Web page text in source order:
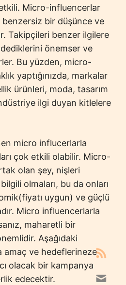
Micro-influencerlar
bir düşünce ve
Takipçileri benzer ilgilere
önemser ve
Bu yüzden, micro-
yaptığınızda, markalar
ürünleri, moda, tasarım
ilgi duyan kitlelere
micro influcerlarla
çok etkili olabilir. Micro-
olan şey, nişleri
olmaları, bu da onları
uygun) ve güçlü
Micro influencerlarla
maharetli bir
Aşağıdaki
amaç ve hedeflerineze
olacak bir kampanya
edecektir.